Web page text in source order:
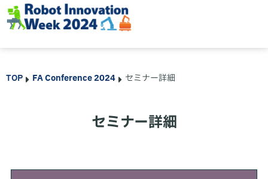
TOP FA Conference 2024 セミナー詳細
セミナー詳細